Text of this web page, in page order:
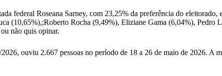
federal Roseana Sarney, com 23,25% da preferência do
(10,65%),;Roberto Rocha (9,49%), Eliziane Gama (6,04%),
não quis opinar.
ouviu 2.667 pessoas no período de 18 a 26 de maio de 2026. A